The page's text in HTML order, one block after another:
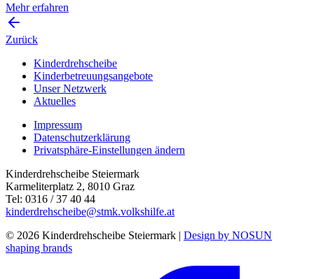
Mehr erfahren
Zurück
Kinderdrehscheibe
Kinderbetreuungs­angebote
Unser Netzwerk
Aktuelles
Impressum
Datenschutzerklärung
Privatsphäre-Einstellungen ändern
Kinderdrehscheibe Steiermark
Karmeliterplatz 2, 8010 Graz
Tel: 0316 / 37 40 44
kinderdrehscheibe@stmk.volkshilfe.at
© 2026 Kinderdrehscheibe Steiermark | Design by NOSUN
shaping brands